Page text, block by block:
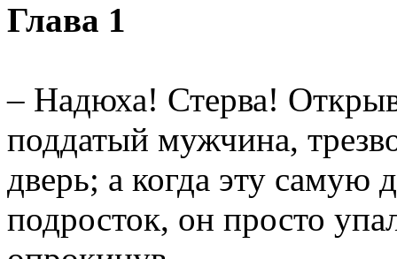
Глава 1
– Надюха! Стерва!
поддатый мужчина,
дверь; а когда эту самую
подросток, он просто